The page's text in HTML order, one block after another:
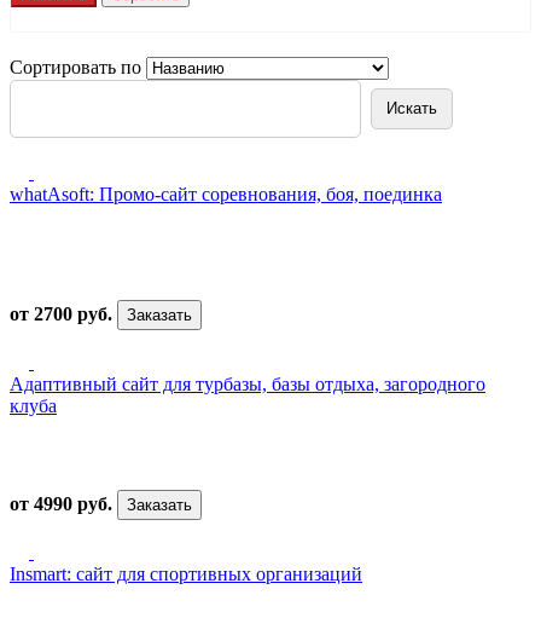
Сортировать по
whatAsoft: Промо-сайт соревнования, боя, поединка
от 2700 руб. Заказать
Адаптивный сайт для турбазы, базы отдыха, загородного
клуба
от 4990 руб. Заказать
Insmart: сайт для спортивных организаций